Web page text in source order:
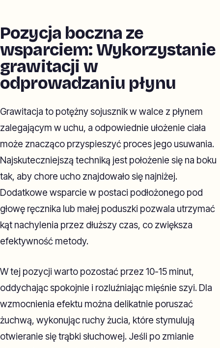
Pozycja boczna ze
wsparciem: Wykorzystanie
grawitacji w
odprowadzaniu płynu
Grawitacja to potężny sojusznik w walce z płynem
zalegającym w uchu, a odpowiednie ułożenie ciała
może znacząco przyspieszyć proces jego usuwania.
Najskuteczniejszą techniką jest położenie się na boku
tak, aby chore ucho znajdowało się najniżej.
Dodatkowe wsparcie w postaci podłożonego pod
głowę ręcznika lub małej poduszki pozwala utrzymać
kąt nachylenia przez dłuższy czas, co zwiększa
efektywność metody.
W tej pozycji warto pozostać przez 10-15 minut,
oddychając spokojnie i rozluźniając mięśnie szyi. Dla
wzmocnienia efektu można delikatnie poruszać
żuchwą, wykonując ruchy żucia, które stymulują
otwieranie się trąbki słuchowej. Jeśli po zmianie